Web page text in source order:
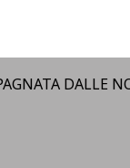
DALLE